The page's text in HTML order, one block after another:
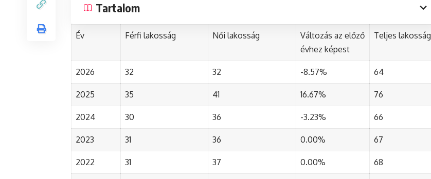
Tartalom
Év Férfi lakosság Női lakosság
Változás az előző
évhez képest
Teljes lakosság
2026 32 32 -8.57% 64
2025 35 41 16.67% 76
2024 30 36 -3.23% 66
2023 31 36 0.00% 67
2022 31 37 0.00% 68